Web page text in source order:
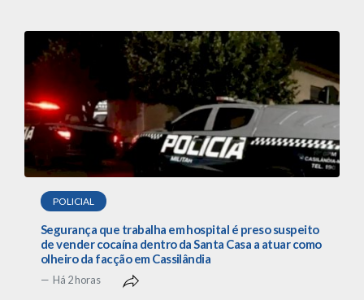
POLICIAL
Segurança que trabalha em hospital é preso suspeito
de vender cocaína dentro da Santa Casa a atuar como
olheiro da facção em Cassilândia
Há 2 horas